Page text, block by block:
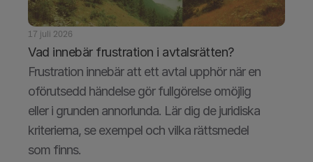
17 juli 2026
Vad innebär frustration i avtalsrätten?
Frustration innebär att ett avtal upphör när en
oförutsedd händelse gör fullgörelse omöjlig
eller i grunden annorlunda. Lär dig de juridiska
kriterierna, se exempel och vilka rättsmedel
som finns.